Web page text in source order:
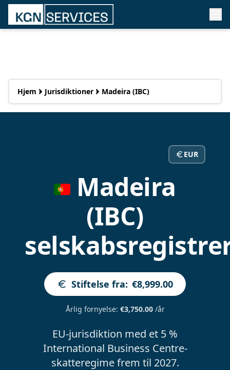
Hjem Jurisdiktioner Madeira (IBC)
EUR
Madeira
(IBC)
Stiftelse fra: €8,999.00
Årlig fornyelse: €3,750.00 /år
EU-jurisdiktion med et 5 %
International Business Centre-
skatteregime frem til 2027.